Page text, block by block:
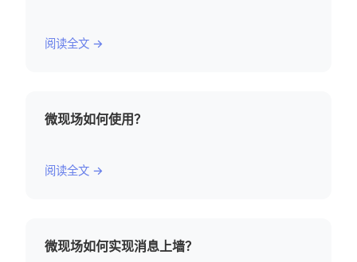
阅读全文 →
微现场如何使用？
阅读全文 →
微现场如何实现消息上墙？